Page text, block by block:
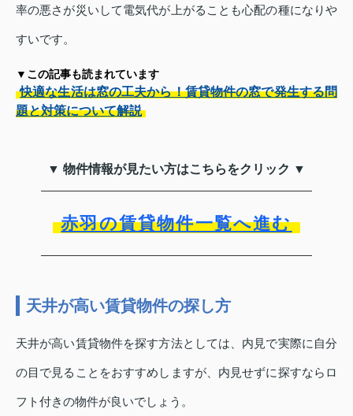
率の悪さが災いして電気代が上がることも心配の種になりや
すいです。
▼この記事も読まれています
快適な生活は窓の工夫から！賃貸物件の窓で発生する問
題と対策について解説
▼ 物件情報が見たい方はこちらをクリック ▼
赤羽の賃貸物件一覧へ進む
天井が高い賃貸物件の探し方
天井が高い賃貸物件を探す方法としては、内見で実際に自分
の目で見ることをおすすめしますが、内見せずに探すならロ
フト付きの物件が良いでしょう。